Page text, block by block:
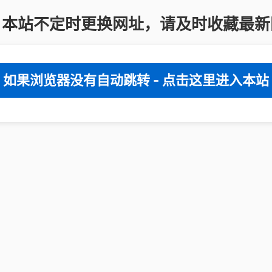
站不定时更换网址，请及时收藏最
如果浏览器没有自动跳转 - 点击这里进入本站